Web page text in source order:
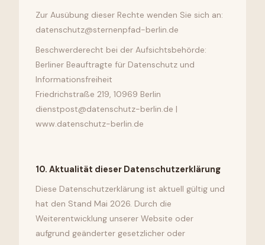
Zur Ausübung dieser Rechte wenden Sie sich an:
datenschutz@sternenpfad-berlin.de
Beschwerderecht bei der Aufsichtsbehörde:
Berliner Beauftragte für Datenschutz und
Informationsfreiheit
Friedrichstraße 219, 10969 Berlin
dienstpost@datenschutz-berlin.de |
www.datenschutz-berlin.de
10. Aktualität dieser Datenschutzerklärung
Diese Datenschutzerklärung ist aktuell gültig und
hat den Stand Mai 2026. Durch die
Weiterentwicklung unserer Website oder
aufgrund geänderter gesetzlicher oder